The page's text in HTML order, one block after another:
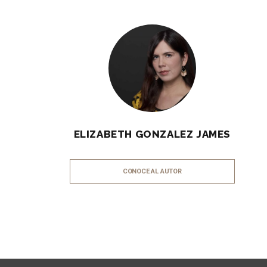
ELIZABETH GONZALEZ JAMES
CONOCE AL AUTOR